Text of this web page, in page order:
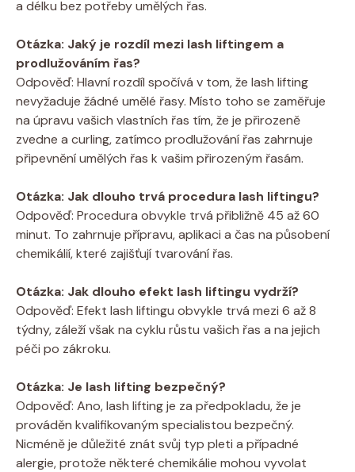
a délku bez potřeby umělých řas.
Otázka: Jaký je rozdíl mezi lash liftingem a
prodlužováním řas?
Odpověď: Hlavní rozdíl spočívá v tom, že lash lifting
nevyžaduje žádné umělé řasy. Místo toho se zaměřuje
na úpravu vašich vlastních řas tím, že je přirozeně
zvedne a curling, zatímco prodlužování řas zahrnuje
připevnění umělých řas k vašim přirozeným řasám.
Otázka: Jak dlouho trvá procedura lash liftingu?
Odpověď: Procedura obvykle trvá přibližně 45 až 60
minut. To zahrnuje přípravu, aplikaci a čas na působení
chemikálií, které zajišťují tvarování řas.
Otázka: Jak dlouho efekt lash liftingu vydrží?
Odpověď: Efekt lash liftingu obvykle trvá mezi 6 až 8
týdny, záleží však na cyklu růstu vašich řas a na jejich
péči po zákroku.
Otázka: Je lash lifting bezpečný?
Odpověď: Ano, lash lifting je za předpokladu, že je
prováděn kvalifikovaným specialistou bezpečný.
Nicméně je důležité znát svůj typ pleti a případné
alergie, protože některé chemikálie mohou vyvolat